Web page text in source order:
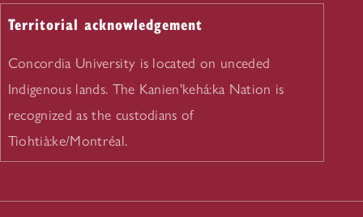
Territorial acknowledgement
Concordia University is located on unceded
Indigenous lands. The Kanien'kehá:ka Nation is
recognized as the custodians of
Tiohtià:ke/Montréal.